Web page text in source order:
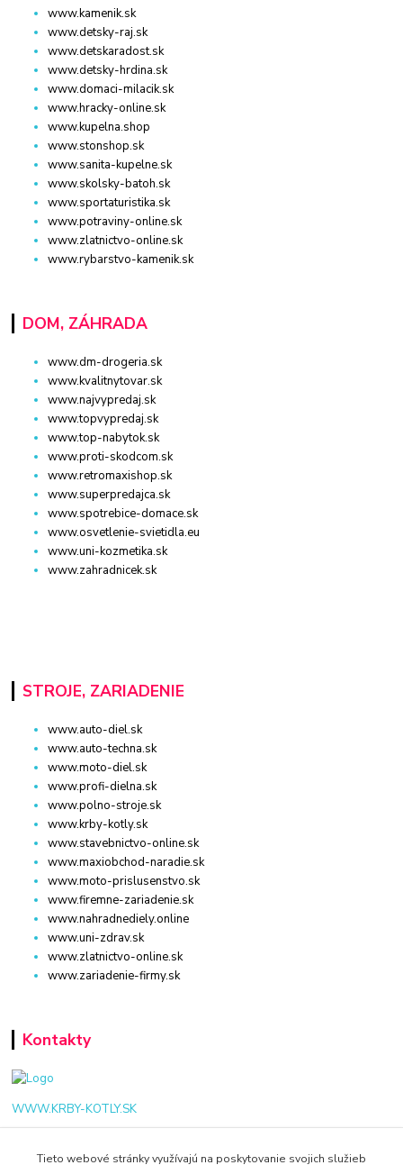
www.kamenik.sk
www.detsky-raj.sk
www.detskaradost.sk
www.detsky-hrdina.sk
www.domaci-milacik.sk
www.hracky-online.sk
www.kupelna.shop
www.stonshop.sk
www.sanita-kupelne.sk
www.skolsky-batoh.sk
www.sportaturistika.sk
www.potraviny-online.sk
www.zlatnictvo-online.sk
www.rybarstvo-kamenik.sk
DOM, ZÁHRADA
www.dm-drogeria.sk
www.kvalitnytovar.sk
www.najvypredaj.sk
www.topvypredaj.sk
www.top-nabytok.sk
www.proti-skodcom.sk
www.retromaxishop.sk
www.superpredajca.sk
www.spotrebice-domace.sk
www.osvetlenie-svietidla.eu
www.uni-kozmetika.sk
www.zahradnicek.sk
STROJE, ZARIADENIE
www.auto-diel.sk
www.auto-techna.sk
www.moto-diel.sk
www.profi-dielna.sk
www.polno-stroje.sk
www.krby-kotly.sk
www.stavebnictvo-online.sk
www.maxiobchod-naradie.sk
www.moto-prislusenstvo.sk
www.firemne-zariadenie.sk
www.nahradnediely.online
www.uni-zdrav.sk
www.zlatnictvo-online.sk
www.zariadenie-firmy.sk
Kontakty
WWW.KRBY-KOTLY.SK
Tieto webové stránky využívajú na poskytovanie svojich služieb